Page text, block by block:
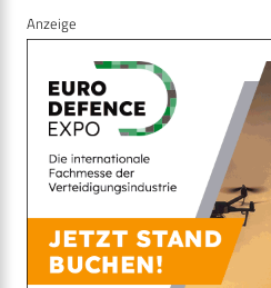
Anzeige